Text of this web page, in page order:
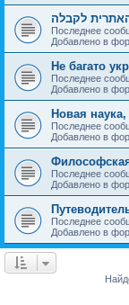
לקבלה
Последнее
Добавлено в
Не багато
Последнее
Добавлено в
Новая
Последнее
Добавлено в
Последнее
Добавлено в
Последнее
Добавлено в